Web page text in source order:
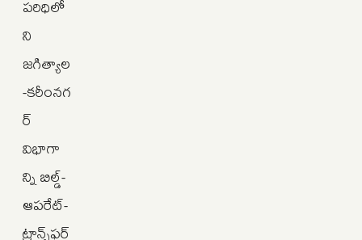
పరిధిలో
ని
జగిత్యాల
-కరీంనగ
ర్
విభాగా
న్ని బిల్డ్-
ఆపరేట్-
ట్రాన్స్‌ఫర్